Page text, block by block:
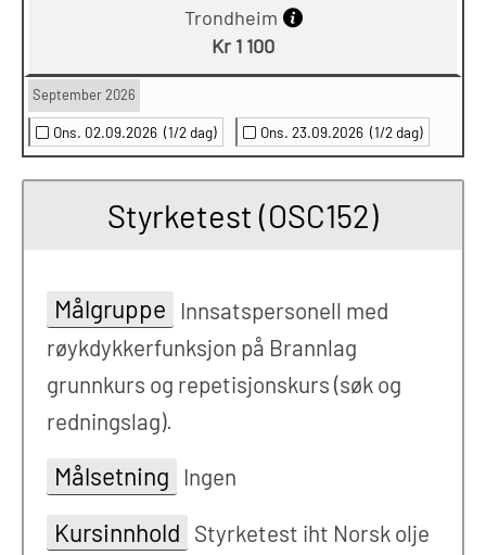
Trondheim
Kr 1 100
September 2026
Ons. 02.09.2026 (1/2 dag) Ons. 23.09.2026 (1/2 dag)
Styrketest (OSC152)
Målgruppe
Innsatspersonell med
røykdykkerfunksjon på Brannlag
grunnkurs og repetisjonskurs (søk og
redningslag).
Målsetning Ingen
Kursinnhold Styrketest iht Norsk olje